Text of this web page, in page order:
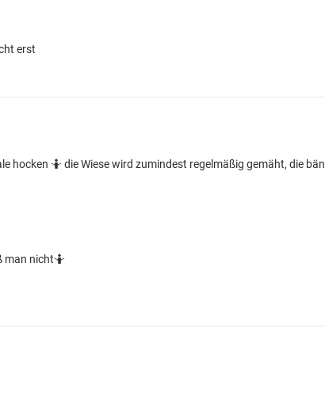
erst
hocken 🤷 die Wiese wird zumindest regelmäßig gemäht, die
man nicht🤷